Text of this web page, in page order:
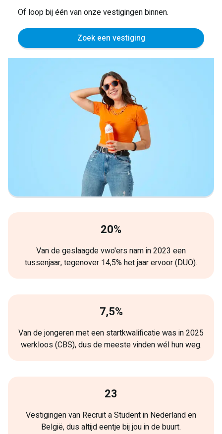
Of loop bij één van onze vestigingen binnen.
Zoek een vestiging
20%
Van de geslaagde vwo'ers nam in 2023 een
tussenjaar, tegenover 14,5% het jaar ervoor (DUO).
7,5%
Van de jongeren met een startkwalificatie was in 2025
werkloos (CBS), dus de meeste vinden wél hun weg.
23
Vestigingen van Recruit a Student in Nederland en
België, dus altijd eentje bij jou in de buurt.